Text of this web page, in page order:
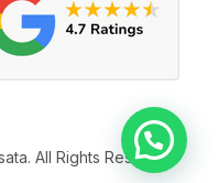
All Rights Reserved